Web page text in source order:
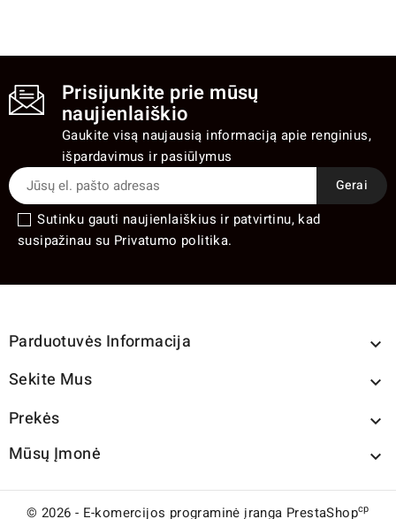
Prisijunkite prie mūsų
naujienlaiškio
Gaukite visą naujausią informaciją apie renginius,
išpardavimus ir pasiūlymus
Sutinku gauti naujienlaiškius ir patvirtinu, kad
susipažinau su Privatumo politika.
Parduotuvės Informacija 
Sekite Mus 
Prekės 
Mūsų Įmonė 
© 2026 - E-komercijos programinė įranga PrestaShopcp